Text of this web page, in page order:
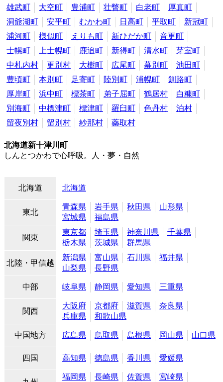
雄武町
大空町 豊浦町 壮瞥町 白老町
厚真町
洞爺湖町
安平町 むかわ町 日高町 平取町
新冠町
浦河町
様似町 えりも町 新ひだか町
音更町
士幌町
上士幌町 鹿追町 新得町 清水町
芽室町
中札内村
更別村 大樹町 広尾町 幕別町
池田町
豊頃町
本別町 足寄町 陸別町 浦幌町
釧路町
厚岸町
浜中町 標茶町 弟子屈町 鶴居村
白糠町
別海町
中標津町 標津町 羅臼町 色丹村
泊村
留夜別村
留別村 紗那村 蘂取村
北海道新十津川町
しんとつかわで心呼吸。人・夢・自然
北海道 北海道
東北
青森県 岩手県 秋田県
山形県
宮城県
福島県
関東
東京都 埼玉県 神奈川県
千葉県
栃木県
茨城県 群馬県
北陸・甲信越
新潟県 富山県 石川県
福井県
山梨県
長野県
中部 岐阜県 静岡県 愛知県 三重県
関西
大阪府 京都府 滋賀県
奈良県
兵庫県
和歌山県
中国地方 広島県 鳥取県 島根県 岡山県 山口県
四国 高知県 徳島県 香川県 愛媛県
福岡県 長崎県 佐賀県 宮崎県